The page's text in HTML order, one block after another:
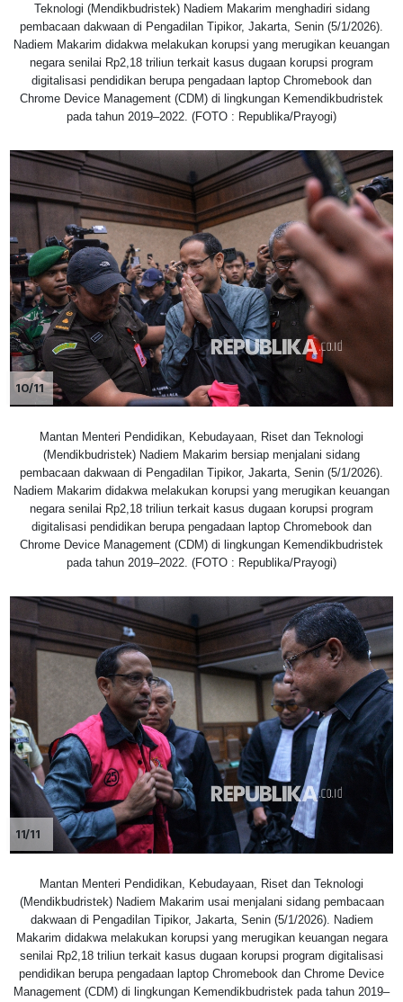
Teknologi (Mendikbudristek) Nadiem Makarim menghadiri sidang
pembacaan dakwaan di Pengadilan Tipikor, Jakarta, Senin (5/1/2026).
Nadiem Makarim didakwa melakukan korupsi yang merugikan keuangan
negara senilai Rp2,18 triliun terkait kasus dugaan korupsi program
digitalisasi pendidikan berupa pengadaan laptop Chromebook dan
Chrome Device Management (CDM) di lingkungan Kemendikbudristek
pada tahun 2019–2022. (FOTO : Republika/Prayogi)
10/11
Mantan Menteri Pendidikan, Kebudayaan, Riset dan Teknologi
(Mendikbudristek) Nadiem Makarim bersiap menjalani sidang
pembacaan dakwaan di Pengadilan Tipikor, Jakarta, Senin (5/1/2026).
Nadiem Makarim didakwa melakukan korupsi yang merugikan keuangan
negara senilai Rp2,18 triliun terkait kasus dugaan korupsi program
digitalisasi pendidikan berupa pengadaan laptop Chromebook dan
Chrome Device Management (CDM) di lingkungan Kemendikbudristek
pada tahun 2019–2022. (FOTO : Republika/Prayogi)
11/11
Mantan Menteri Pendidikan, Kebudayaan, Riset dan Teknologi
(Mendikbudristek) Nadiem Makarim usai menjalani sidang pembacaan
dakwaan di Pengadilan Tipikor, Jakarta, Senin (5/1/2026). Nadiem
Makarim didakwa melakukan korupsi yang merugikan keuangan negara
senilai Rp2,18 triliun terkait kasus dugaan korupsi program digitalisasi
pendidikan berupa pengadaan laptop Chromebook dan Chrome Device
Management (CDM) di lingkungan Kemendikbudristek pada tahun 2019–